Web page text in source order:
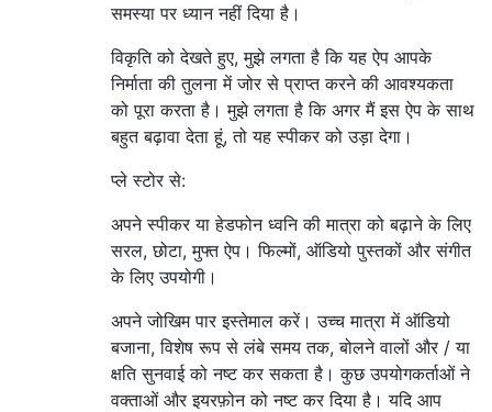
समस्या पर ध्यान नहीं दिया है।
विकृति को देखते हुए, मुझे लगता है कि यह ऐप आपके
निर्माता की तुलना में जोर से प्राप्त करने की आवश्यकता
को पूरा करता है। मुझे लगता है कि अगर मैं इस ऐप के साथ
बहुत बढ़ावा देता हूं, तो यह स्पीकर को उड़ा देगा।
प्ले स्टोर से:
अपने स्पीकर या हेडफोन ध्वनि की मात्रा को बढ़ाने के लिए
सरल, छोटा, मुफ्त ऐप। फिल्मों, ऑडियो पुस्तकों और संगीत
के लिए उपयोगी।
अपने जोखिम पार इस्तेमाल करें। उच्च मात्रा में ऑडियो
बजाना, विशेष रूप से लंबे समय तक, बोलने वालों और / या
क्षति सुनवाई को नष्ट कर सकता है। कुछ उपयोगकर्ताओं ने
वक्ताओं और इयरफ़ोन को नष्ट कर दिया है। यदि आप